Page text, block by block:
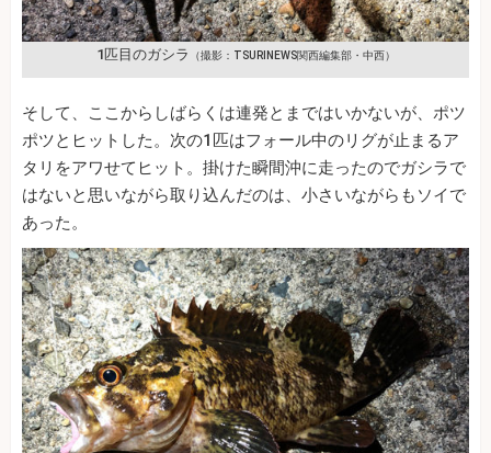
1匹目のガシラ （撮影：TSURINEWS関西編集部・中西）
そして、ここからしばらくは連発とまではいかないが、ポツ
ポツとヒットした。次の1匹はフォール中のリグが止まるア
タリをアワせてヒット。掛けた瞬間沖に走ったのでガシラで
はないと思いながら取り込んだのは、小さいながらもソイで
あった。